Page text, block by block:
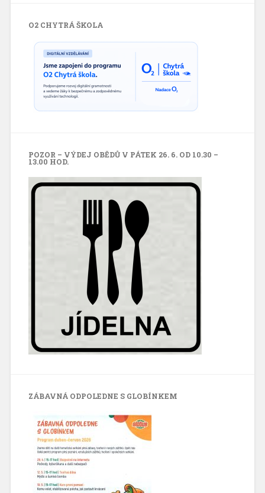
O2 CHYTRÁ ŠKOLA
POZOR – VÝDEJ OBĚDŮ V PÁTEK 26. 6. OD 10.30 –
13.00 HOD.
ZÁBAVNÁ ODPOLEDNE S GLOBÍNKEM